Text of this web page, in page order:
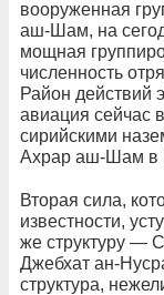
вооруженная
аш-Шам, на
мощная
численность
Район действий
авиация сейчас
сирийскими
Ахрар аш-Шам в
Вторая сила,
известности,
же структуру —
Джебхат ан-
структура,